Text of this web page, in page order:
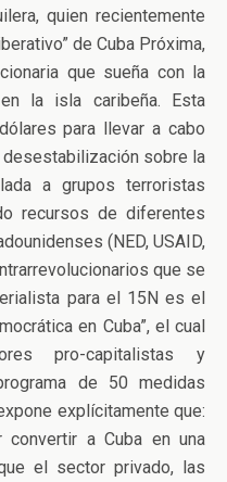
quien recientemente
de Cuba Próxima,
que sueña con la
la isla caribeña. Esta
para llevar a cabo
sobre la
a grupos terroristas
recursos de diferentes
(NED, USAID,
que se
para el 15N es el
en Cuba”, el cual
pro-capitalistas y
de 50 medidas
explícitamente que:
a Cuba en una
el sector privado, las